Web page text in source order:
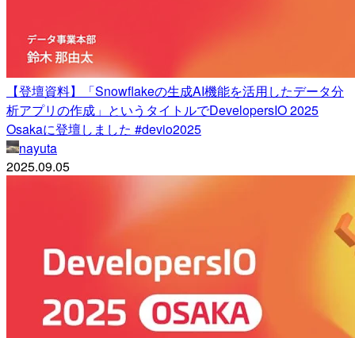
【登壇資料】「Snowflakeの生成AI機能を活用したデータ分
析アプリの作成」というタイトルでDevelopersIO 2025
Osakaに登壇しました #devio2025
nayuta
2025.09.05